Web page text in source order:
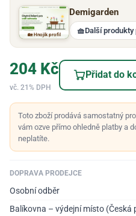
🏡 Hnojík profil
Demigarden
🧺Další produkty
204 Kč
vč. 21% DPH
Přidat do
Toto zboží prodává samostatný
vám ozve přímo ohledně platby a
neplatíte.
DOPRAVA PRODEJCE
Osobní odběr
Balíkovna – výdejní místo (Česká